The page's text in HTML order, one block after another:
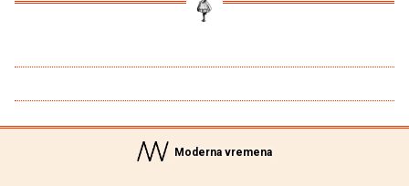
Moderna vremena